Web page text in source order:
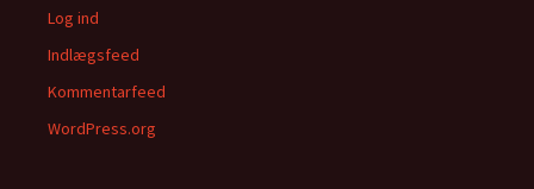
Log ind
Indlægsfeed
Kommentarfeed
WordPress.org